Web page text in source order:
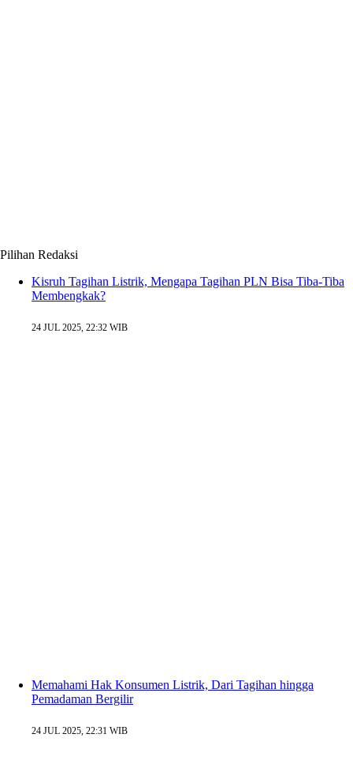
Pilihan Redaksi
Kisruh Tagihan Listrik, Mengapa Tagihan PLN Bisa Tiba-Tiba
Membengkak?
24 JUL 2025, 22:32 WIB
Memahami Hak Konsumen Listrik, Dari Tagihan hingga
Pemadaman Bergilir
24 JUL 2025, 22:31 WIB